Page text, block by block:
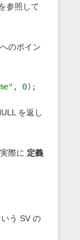
参照して
のポイン
, 0);
を返し
際に 定義
う SV の